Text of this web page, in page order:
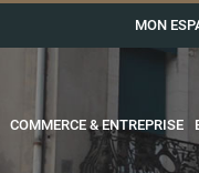
MON
COMMERCE & ENTREPRISE